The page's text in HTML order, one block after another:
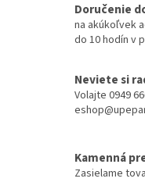
Doručenie
na akúkoľvek
do 10 hodín v
Neviete si
Volajte 0949
Kamenná
Zasielame